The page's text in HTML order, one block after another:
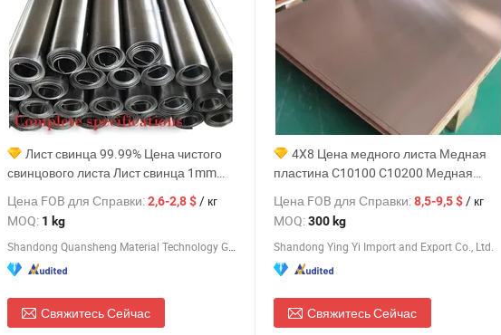
Лист свинца 99.99% Цена чистого
свинцового листа Лист свинца 1mm
2mm 3mm Ширина и длина могут быть
любого размера Свинцовая катушка
Защита от рентгеновских лучей
Свинцовый рулон
Цена FOB для Справки:2,6-2,8 $/ кг
MOQ: 1 kg
Shandong Quansheng Material Technology Group Co., LTD
Свяжитесь Сейчас
4X8 Цена медного листа Медная
пластина C10100 C10200 Медная
Цена FOB для Справки:8,5-9,5 $/ кг
MOQ:300 kg
Shandong Ying Yi Import and Export Co., Ltd.
Свяжитесь Сейчас